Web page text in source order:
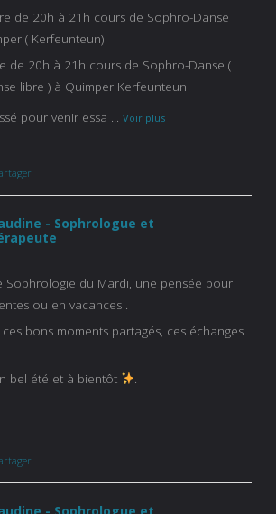
de 20h à 21h cours de Sophro-Danse
( Kerfeunteun)
de 20h à 21h cours de Sophro-Danse (
libre ) à Quimper Kerfeunteun
pour venir essa
Voir plus
- Sophrologue et
Sophrologie du Mardi, une pensée pour
ou en vacances .
bons moments partagés, ces échanges
bel été et à bientôt
- Sophrologue et